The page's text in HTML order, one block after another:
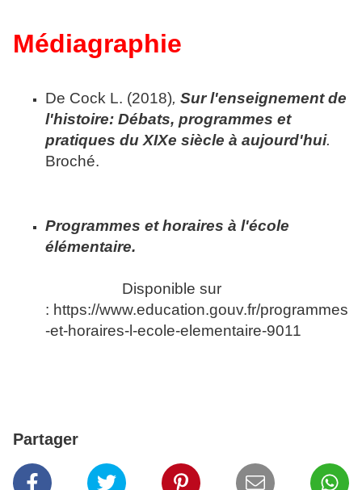
Médiagraphie
De Cock L. (2018), Sur l'enseignement de
l'histoire: Débats, programmes et
pratiques du XIXe siècle à aujourd'hui.
Broché.
Programmes et horaires à l'école
élémentaire.
Disponible sur
: https://www.education.gouv.fr/programmes
-et-horaires-l-ecole-elementaire-9011
Partager